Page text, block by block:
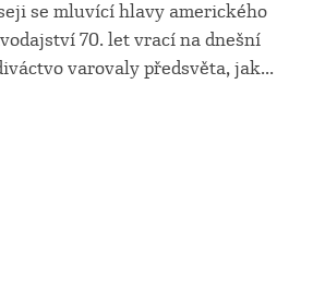
se mluvící hlavy amerického
70. let vrací na dnešní
varovaly předsvěta, jak...